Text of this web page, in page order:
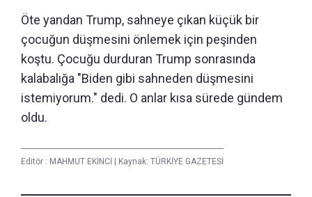
Öte yandan Trump, sahneye çıkan küçük bir
çocuğun düşmesini önlemek için peşinden
koştu. Çocuğu durduran Trump sonrasında
kalabalığa "Biden gibi sahneden düşmesini
istemiyorum." dedi. O anlar kısa sürede gündem
oldu.
Editör : MAHMUT EKİNCİ | Kaynak: TÜRKİYE GAZETESİ